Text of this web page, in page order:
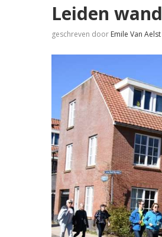
Leiden
geschreven door Emile Van Aelst